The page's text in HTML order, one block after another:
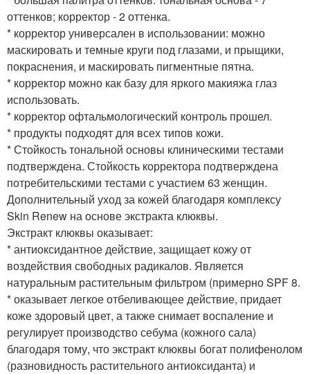
оттенков; корректор - 2 оттенка.
* корректор универсален в использовании: можно
маскировать и темные круги под глазами, и прыщики,
покраснения, и маскировать пигментные пятна.
* корректор можно как базу для яркого макияжа глаз
использовать.
* корректор офтальмологический контроль прошел.
* продукты подходят для всех типов кожи.
* Стойкость тональной основы клиническими тестами
подтверждена. Стойкость корректора подтверждена
потребительскими тестами с участием 63 женщин.
Дополнительный уход за кожей благодаря комплексу
Skin Renew на основе экстракта клюквы.
Экстракт клюквы оказывает:
* антиоксидантное действие, защищает кожу от
воздействия свободных радикалов. Является
натуральным растительным фильтром (примерно SPF 8.
* оказывает легкое отбеливающее действие, придает
коже здоровый цвет, а также снимает воспаление и
регулирует производство себума (кожного сала)
благодаря тому, что экстракт клюквы богат полифенолом
(разновидность растительного антиоксиданта) и